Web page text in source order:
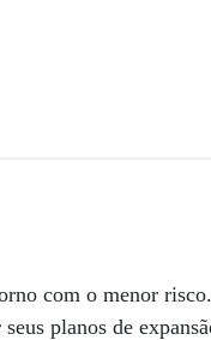
com o menor
planos de